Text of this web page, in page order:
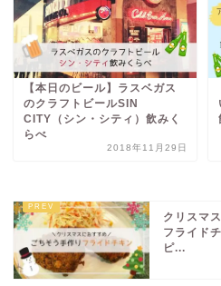
【本日のビール】ラスベガス
のクラフトビールSIN
CITY（シン・シティ）飲みく
らべ
2018年11月29日
クリスマ
フライド
ピ...